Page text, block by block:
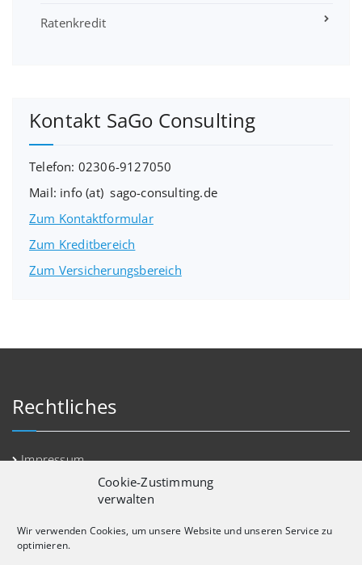
Cookie-Zustimmung
verwalten
Wir verwenden Cookies, um unsere Website und unseren Service zu
optimieren.
Ratenkredit
Kontakt SaGo Consulting
Telefon: 02306-9127050
Mail: info (at) sago-consulting.de
Zum Kontaktformular
Zum Kreditbereich
Zum Versicherungsbereich
Rechtliches
Impressum
Kontakt